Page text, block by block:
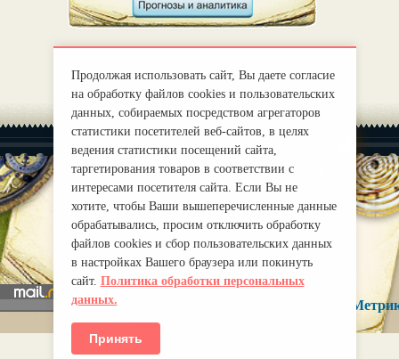
О нас
Правила
mirprognoz@mail.ru
Продолжая использовать сайт, Вы даете согласие
на обработку файлов cookies и пользовательских
данных, собираемых посредством агрегаторов
статистики посетителей веб-сайтов, в целях
ведения статистики посещений сайта,
таргетирования товаров в соответствии с
интересами посетителя сайта. Если Вы не
хотите, чтобы Ваши вышеперечисленные данные
обрабатывались, просим отключить обработку
файлов cookies и сбор пользовательских данных
в настройках Вашего браузера или покинуть
сайт. Политика обработки персональных
данных.
Принять